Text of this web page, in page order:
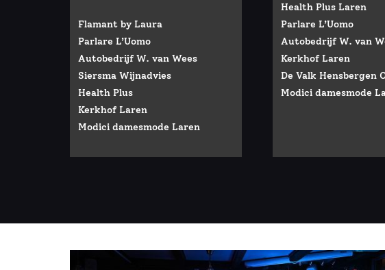
Flamant by Laura
Parlare L’Uomo
Autobedrijf W. van Wees
Siersma Wijnadvies
Health Plus
Kerkhof Laren
Modici damesmode Laren
Health Plus Laren
Parlare L’Uomo
Autobedrijf W. van
Kerkhof Laren
De Valk Hensbergen
Modici damesmode